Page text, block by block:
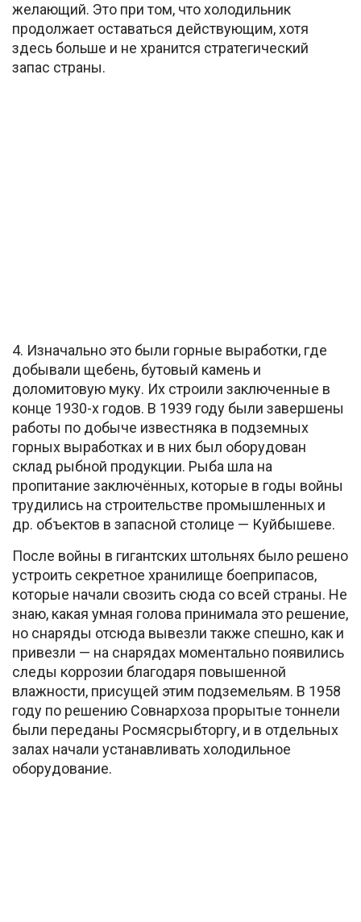
желающий. Это при том, что холодильник
продолжает оставаться действующим, хотя
здесь больше и не хранится стратегический
запас страны.
4. Изначально это были горные выработки, где
добывали щебень, бутовый камень и
доломитовую муку. Их строили заключенные в
конце 1930-х годов. В 1939 году были завершены
работы по добыче известняка в подземных
горных выработках и в них был оборудован
склад рыбной продукции. Рыба шла на
пропитание заключённых, которые в годы войны
трудились на строительстве промышленных и
др. объектов в запасной столице — Куйбышеве.
После войны в гигантских штольнях было решено
устроить секретное хранилище боеприпасов,
которые начали свозить сюда со всей страны. Не
знаю, какая умная голова принимала это решение,
но снаряды отсюда вывезли также спешно, как и
привезли — на снарядах моментально появились
следы коррозии благодаря повышенной
влажности, присущей этим подземельям. В 1958
году по решению Совнархоза прорытые тоннели
были переданы Росмясрыбторгу, и в отдельных
залах начали устанавливать холодильное
оборудование.